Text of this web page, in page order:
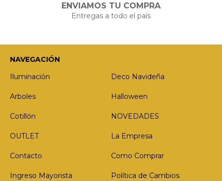
ENVIAMOS TU COMPRA
Entregas a todo el país
NAVEGACIÓN
Iluminación
Deco Navideña
Arboles Halloween
Cotillón NOVEDADES
OUTLET La Empresa
Contacto Como Comprar
Ingreso Mayorista Política de Cambios